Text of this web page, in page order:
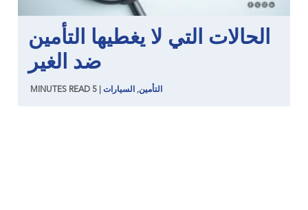
الحالات التي لا يغطيها التأمين
ضد الغير
التأمين, السيارات 5
MINUTES READ